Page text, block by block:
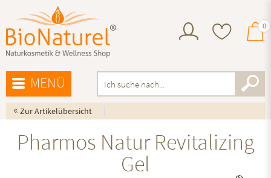
0
MENÜ
« Zur Artikelübersicht
Pharmos Natur Revitalizing
Gel